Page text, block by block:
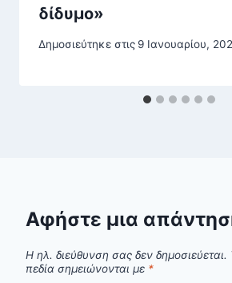
δίδυμο»
Δημοσιεύτηκε στις 9 Ιανουαρίου,
Αφήστε μια
Η ηλ. διεύθυνση σας δεν δημοσιεύεται.
πεδία σημειώνονται με *